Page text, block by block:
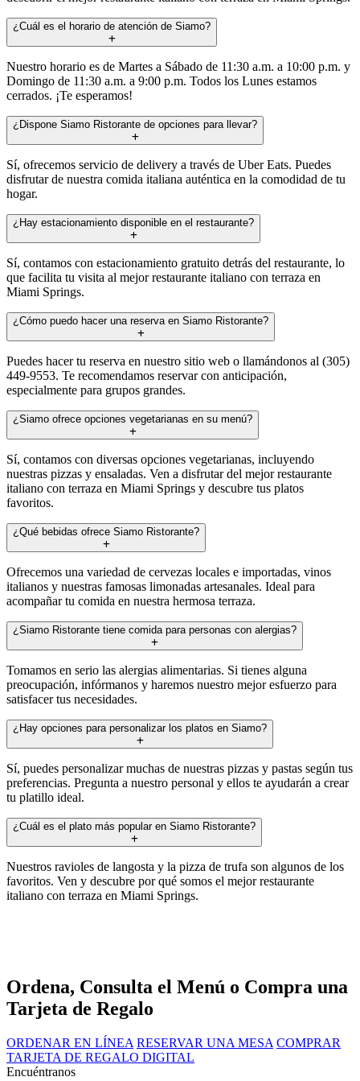
¿Cuál es el horario de atención de Siamo?
Nuestro horario es de Martes a Sábado de 11:30 a.m. a 10:00 p.m. y
Domingo de 11:30 a.m. a 9:00 p.m. Todos los Lunes estamos
cerrados. ¡Te esperamos!
¿Dispone Siamo Ristorante de opciones para llevar?
Sí, ofrecemos servicio de delivery a través de Uber Eats. Puedes
disfrutar de nuestra comida italiana auténtica en la comodidad de tu
hogar.
¿Hay estacionamiento disponible en el restaurante?
Sí, contamos con estacionamiento gratuito detrás del restaurante, lo
que facilita tu visita al mejor restaurante italiano con terraza en
Miami Springs.
¿Cómo puedo hacer una reserva en Siamo Ristorante?
Puedes hacer tu reserva en nuestro sitio web o llamándonos al (305)
449-9553. Te recomendamos reservar con anticipación,
especialmente para grupos grandes.
¿Siamo ofrece opciones vegetarianas en su menú?
Sí, contamos con diversas opciones vegetarianas, incluyendo
nuestras pizzas y ensaladas. Ven a disfrutar del mejor restaurante
italiano con terraza en Miami Springs y descubre tus platos
favoritos.
¿Qué bebidas ofrece Siamo Ristorante?
Ofrecemos una variedad de cervezas locales e importadas, vinos
italianos y nuestras famosas limonadas artesanales. Ideal para
acompañar tu comida en nuestra hermosa terraza.
¿Siamo Ristorante tiene comida para personas con alergias?
Tomamos en serio las alergias alimentarias. Si tienes alguna
preocupación, infórmanos y haremos nuestro mejor esfuerzo para
satisfacer tus necesidades.
¿Hay opciones para personalizar los platos en Siamo?
Sí, puedes personalizar muchas de nuestras pizzas y pastas según tus
preferencias. Pregunta a nuestro personal y ellos te ayudarán a crear
tu platillo ideal.
¿Cuál es el plato más popular en Siamo Ristorante?
Nuestros ravioles de langosta y la pizza de trufa son algunos de los
favoritos. Ven y descubre por qué somos el mejor restaurante
italiano con terraza en Miami Springs.
Ordena, Consulta el Menú o Compra una
Tarjeta de Regalo
ORDENAR EN LÍNEA RESERVAR UNA MESA COMPRAR
TARJETA DE REGALO DIGITAL
Encuéntranos